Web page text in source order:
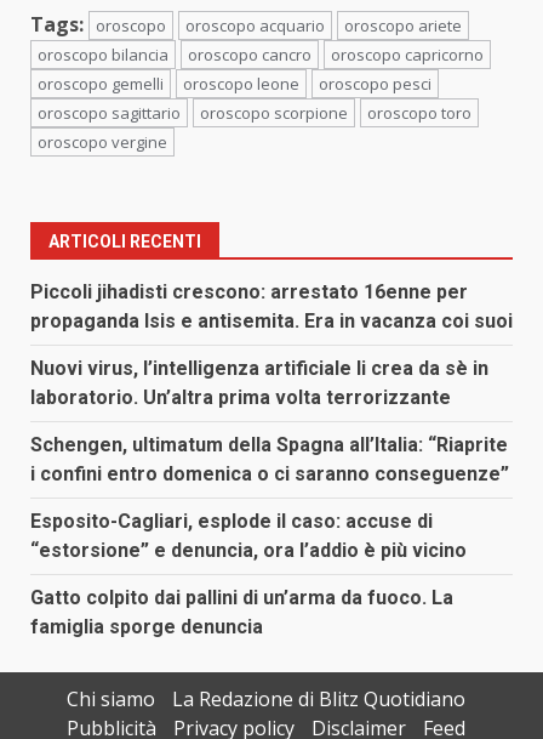
Tags:
oroscopo oroscopo acquario
oroscopo ariete
oroscopo bilancia
oroscopo cancro
oroscopo capricorno
oroscopo gemelli
oroscopo leone
oroscopo pesci
oroscopo sagittario
oroscopo scorpione
oroscopo toro
oroscopo vergine
ARTICOLI RECENTI
Piccoli jihadisti crescono: arrestato 16enne per
propaganda Isis e antisemita. Era in vacanza coi suoi
Nuovi virus, l’intelligenza artificiale li crea da sè in
laboratorio. Un’altra prima volta terrorizzante
Schengen, ultimatum della Spagna all’Italia: “Riaprite
i confini entro domenica o ci saranno conseguenze”
Esposito-Cagliari, esplode il caso: accuse di
“estorsione” e denuncia, ora l’addio è più vicino
Gatto colpito dai pallini di un’arma da fuoco. La
famiglia sporge denuncia
Chi siamo
La Redazione di Blitz Quotidiano
Pubblicità
Privacy policy Disclaimer Feed